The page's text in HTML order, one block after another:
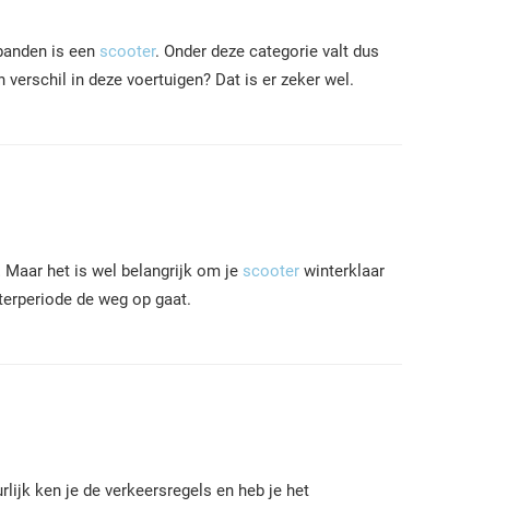
is een scooter. Onder deze categorie valt dus
in deze voertuigen? Dat is er zeker wel.
Maar het is wel belangrijk om je scooterwinterklaar
de weg op gaat.
ken je de verkeersregels en heb je het